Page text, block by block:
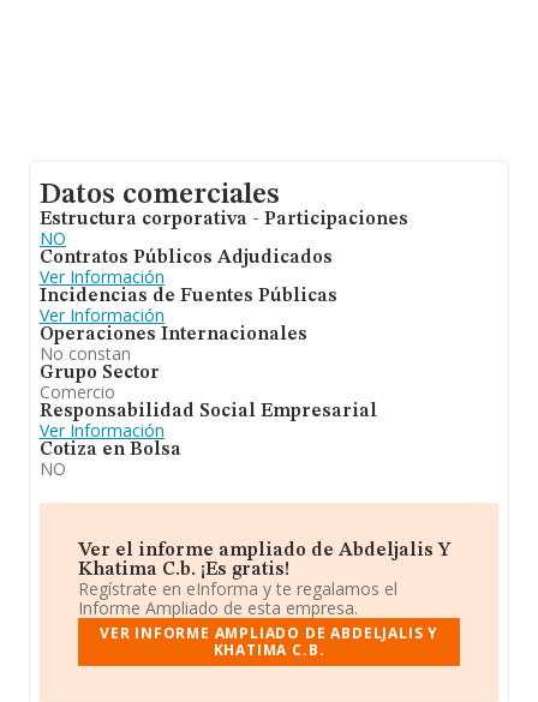
Datos comerciales
Estructura corporativa - Participaciones
NO
Contratos Públicos Adjudicados
Ver Información
Incidencias de Fuentes Públicas
Ver Información
Operaciones Internacionales
No constan
Grupo Sector
Comercio
Responsabilidad Social Empresarial
Ver Información
Cotiza en Bolsa
NO
Ver el informe ampliado de Abdeljalis Y
Khatima C.b. ¡Es gratis!
Regístrate en eInforma y te regalamos el
Informe Ampliado de esta empresa.
VER INFORME AMPLIADO DE ABDELJALIS Y
KHATIMA C.B.